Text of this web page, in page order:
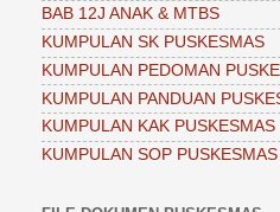
BAB 12J ANAK & MTBS
KUMPULAN SK PUSKESMAS
KUMPULAN PEDOMAN
KUMPULAN PANDUAN
KUMPULAN KAK PUSKESMAS
KUMPULAN SOP PUSKESMAS